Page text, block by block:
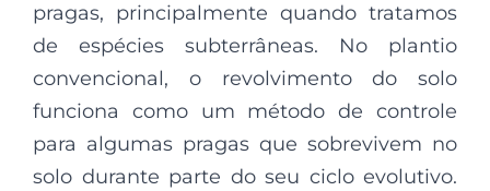
pragas, principalmente quando tratamos
de espécies subterrâneas. No plantio
convencional, o revolvimento do solo
funciona como um método de controle
para algumas pragas que sobrevivem no
solo durante parte do seu ciclo evolutivo.